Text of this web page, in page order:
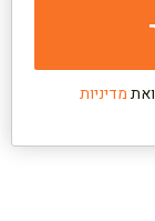
ואתמדיניות